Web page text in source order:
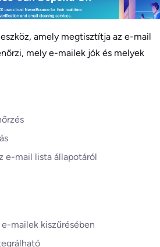
amely megtisztítja az e-mail
mely e-mailek jók és melyek
e-mail lista állapotáról
mailek kiszűrésében